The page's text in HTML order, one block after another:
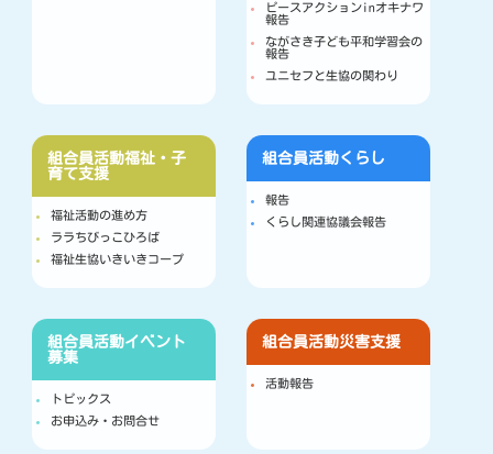
ピースアクションinオキナワ
報告
ながさき子ども平和学習会の
報告
ユニセフと生協の関わり
組合員活動福祉・子
育て支援
福祉活動の進め方
ララちびっこひろば
福祉生協いきいきコープ
組合員活動くらし
報告
くらし関連協議会報告
組合員活動イベント
募集
トピックス
お申込み・お問合せ
組合員活動災害支援
活動報告